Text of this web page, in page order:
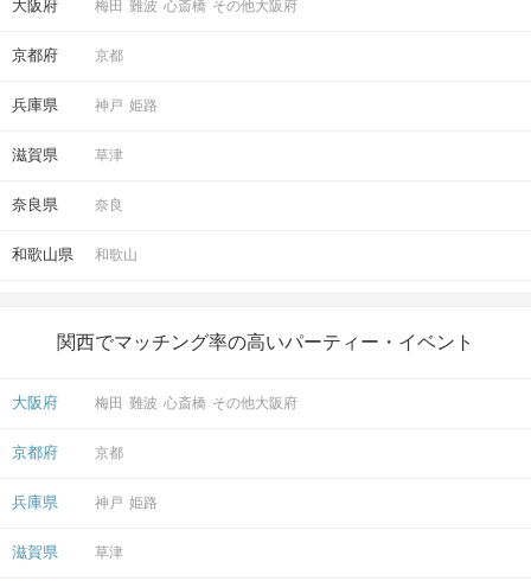
大阪府 梅田 難波 心斎橋 その他大阪府
京都府 京都
兵庫県 神戸 姫路
滋賀県 草津
奈良県 奈良
和歌山県 和歌山
関西でマッチング率の高いパーティー・イベント
大阪府 梅田 難波 心斎橋 その他大阪府
京都府 京都
兵庫県 神戸 姫路
滋賀県 草津